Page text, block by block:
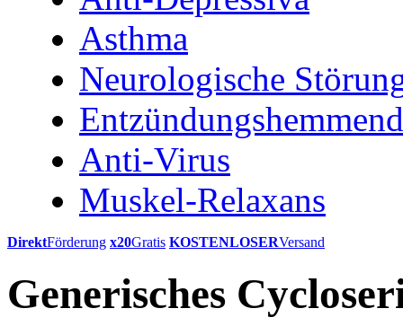
Asthma
Neurologische
Anti-Virus
Muskel-Relaxans
DirektFörderung x20Gratis KOSTENLOSERVersand
Generisches